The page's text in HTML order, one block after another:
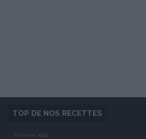
TOP DE NOS RECETTES
6 février 2026